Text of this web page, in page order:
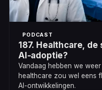
PODCAST
187. Healthcare,
AI-adoptie?
Vandaag hebben we
healthcare zou wel eens
AI-ontwikkelingen.